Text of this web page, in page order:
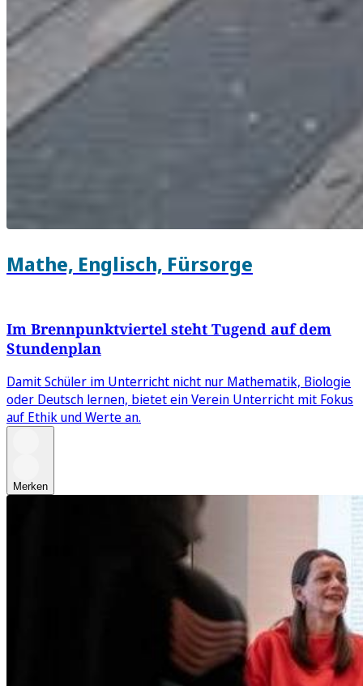
Mathe, Englisch, Fürsorge
Im Brennpunktviertel steht Tugend auf dem
Stundenplan
Damit Schüler im Unterricht nicht nur Mathematik, Biologie
oder Deutsch lernen, bietet ein Verein Unterricht mit Fokus
auf Ethik und Werte an.
Merken